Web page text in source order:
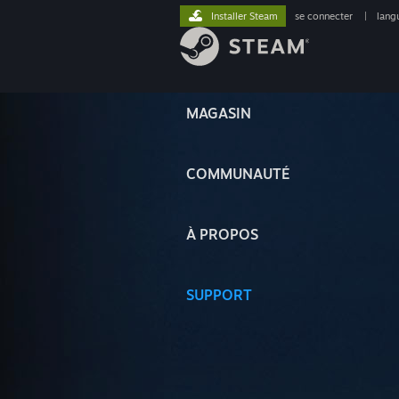
MAGASIN
COMMUNAUTÉ
À PROPOS
SUPPORT
Installer Steam se connecter